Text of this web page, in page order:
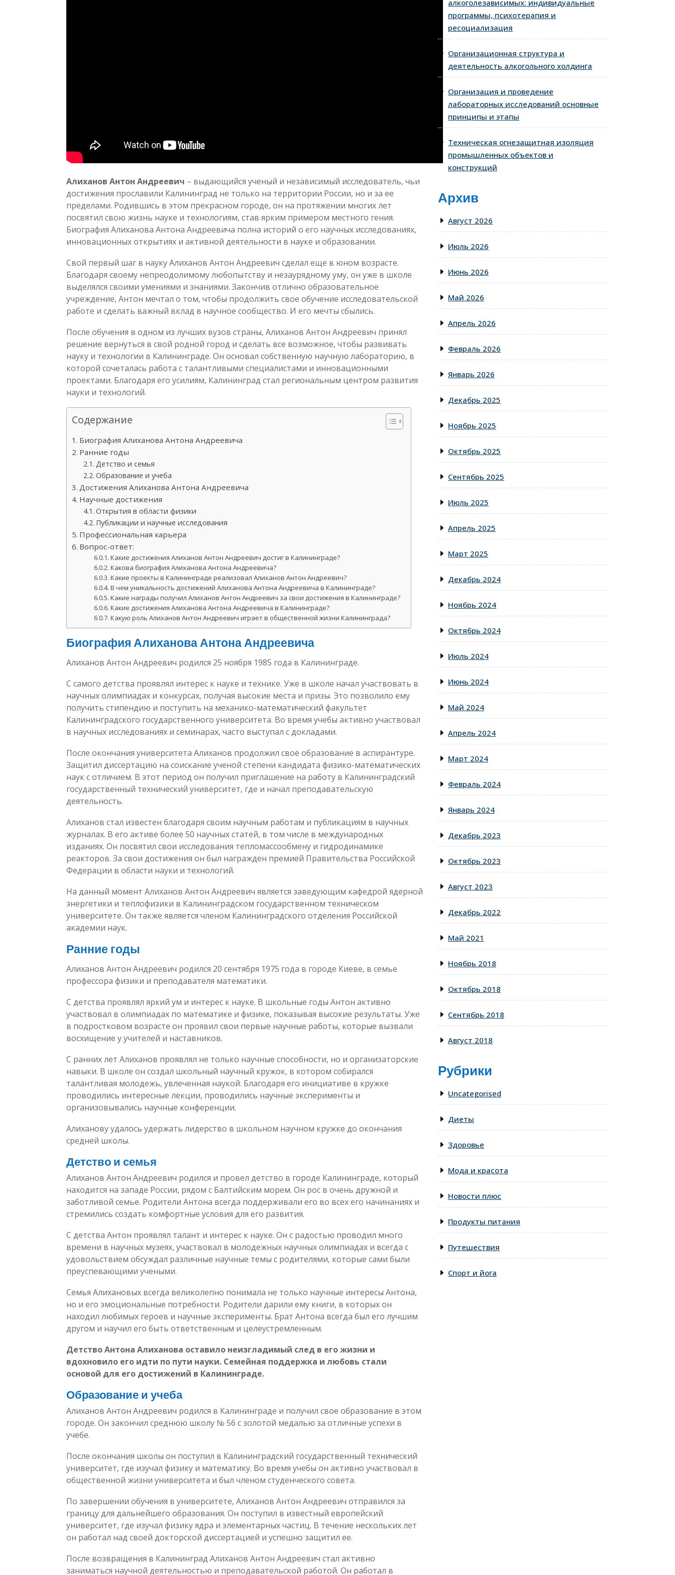
Алиханов Антон Андреевич – выдающийся ученый и независимый исследователь, чьи
достижения прославили Калининград не только на территории России, но и за ее
пределами. Родившись в этом прекрасном городе, он на протяжении многих лет
посвятил свою жизнь науке и технологиям, став ярким примером местного гения.
Биография Алиханова Антона Андреевича полна историй о его научных исследованиях,
инновационных открытиях и активной деятельности в науке и образовании.
Свой первый шаг в науку Алиханов Антон Андреевич сделал еще в юном возрасте.
Благодаря своему непреодолимому любопытству и незаурядному уму, он уже в школе
выделялся своими умениями и знаниями. Закончив отлично образовательное
учреждение, Антон мечтал о том, чтобы продолжить свое обучение исследовательской
работе и сделать важный вклад в научное сообщество. И его мечты сбылись.
После обучения в одном из лучших вузов страны, Алиханов Антон Андреевич принял
решение вернуться в свой родной город и сделать все возможное, чтобы развивать
науку и технологии в Калининграде. Он основал собственную научную лабораторию, в
которой сочеталась работа с талантливыми специалистами и инновационными
проектами. Благодаря его усилиям, Калининград стал региональным центром развития
науки и технологий.
Содержание
Биография Алиханова Антона Андреевича
Ранние годы
Детство и семья
Образование и учеба
Достижения Алиханова Антона Андреевича
Научные достижения
Открытия в области физики
Публикации и научные исследования
Профессиональная карьера
Вопрос-ответ:
Какие достижения Алиханов Антон Андреевич достиг в Калининграде?
Какова биография Алиханова Антона Андреевича?
Какие проекты в Калининграде реализовал Алиханов Антон Андреевич?
В чем уникальность достижений Алиханова Антона Андреевича в Калининграде?
Какие награды получил Алиханов Антон Андреевич за свои достижения в Калининграде?
Какие достижения Алиханова Антона Андреевича в Калининграде?
Какую роль Алиханов Антон Андреевич играет в общественной жизни Калининграда?
Биография Алиханова Антона Андреевича
Алиханов Антон Андреевич родился 25 ноября 1985 года в Калининграде.
С самого детства проявлял интерес к науке и технике. Уже в школе начал участвовать в
научных олимпиадах и конкурсах, получая высокие места и призы. Это позволило ему
получить стипендию и поступить на механико-математический факультет
Калининградского государственного университета. Во время учебы активно участвовал
в научных исследованиях и семинарах, часто выступал с докладами.
После окончания университета Алиханов продолжил своё образование в аспирантуре.
Защитил диссертацию на соискание ученой степени кандидата физико-математических
наук с отличием. В этот период он получил приглашение на работу в Калининградский
государственный технический университет, где и начал преподавательскую
деятельность.
Алиханов стал известен благодаря своим научным работам и публикациям в научных
журналах. В его активе более 50 научных статей, в том числе в международных
изданиях. Он посвятил свои исследования тепломассообмену и гидродинамике
реакторов. За свои достижения он был награжден премией Правительства Российской
Федерации в области науки и технологий.
На данный момент Алиханов Антон Андреевич является заведующим кафедрой ядерной
энергетики и теплофизики в Калининградском государственном техническом
университете. Он также является членом Калининградского отделения Российской
академии наук.
Ранние годы
Алиханов Антон Андреевич родился 20 сентября 1975 года в городе Киеве, в семье
профессора физики и преподавателя математики.
С детства проявлял яркий ум и интерес к науке. В школьные годы Антон активно
участвовал в олимпиадах по математике и физике, показывая высокие результаты. Уже
в подростковом возрасте он проявил свои первые научные работы, которые вызвали
восхищение у учителей и наставников.
С ранних лет Алиханов проявлял не только научные способности, но и организаторские
навыки. В школе он создал школьный научный кружок, в котором собирался
талантливая молодежь, увлеченная наукой. Благодаря его инициативе в кружке
проводились интересные лекции, проводились научные эксперименты и
организовывались научные конференции.
Алиханову удалось удержать лидерство в школьном научном кружке до окончания
средней школы.
Детство и семья
Алиханов Антон Андреевич родился и провел детство в городе Калининграде, который
находится на западе России, рядом с Балтийским морем. Он рос в очень дружной и
заботливой семье. Родители Антона всегда поддерживали его во всех его начинаниях и
стремились создать комфортные условия для его развития.
С детства Антон проявлял талант и интерес к науке. Он с радостью проводил много
времени в научных музеях, участвовал в молодежных научных олимпиадах и всегда с
удовольствием обсуждал различные научные темы с родителями, которые сами были
преуспевающими учеными.
Семья Алихановых всегда великолепно понимала не только научные интересы Антона,
но и его эмоциональные потребности. Родители дарили ему книги, в которых он
находил любимых героев и научные эксперименты. Брат Антона всегда был его лучшим
другом и научил его быть ответственным и целеустремленным.
Детство Антона Алиханова оставило неизгладимый след в его жизни и
вдохновило его идти по пути науки. Семейная поддержка и любовь стали
основой для его достижений в Калининграде.
Образование и учеба
Алиханов Антон Андреевич родился в Калининграде и получил свое образование в этом
городе. Он закончил среднюю школу № 56 с золотой медалью за отличные успехи в
учебе.
После окончания школы он поступил в Калининградский государственный технический
университет, где изучал физику и математику. Во время учебы он активно участвовал в
общественной жизни университета и был членом студенческого совета.
По завершении обучения в университете, Алиханов Антон Андреевич отправился за
границу для дальнейшего образования. Он поступил в известный европейский
университет, где изучал физику ядра и элементарных частиц. В течение нескольких лет
он работал над своей докторской диссертацией и успешно защитил ее.
После возвращения в Калининград Алиханов Антон Андреевич стал активно
заниматься научной деятельностью и преподавательской работой. Он работал в
алкоголезависимых: индивидуальные
программы, психотерапия и
ресоциализация
Организационная структура и
деятельность алкогольного холдинга
Организация и проведение
лабораторных исследований основные
принципы и этапы
Техническая огнезащитная изоляция
промышленных объектов и
конструкций
Архив
Август 2026
Июль 2026
Июнь 2026
Май 2026
Апрель 2026
Февраль 2026
Январь 2026
Декабрь 2025
Ноябрь 2025
Октябрь 2025
Сентябрь 2025
Июль 2025
Апрель 2025
Март 2025
Декабрь 2024
Ноябрь 2024
Октябрь 2024
Июль 2024
Июнь 2024
Май 2024
Апрель 2024
Март 2024
Февраль 2024
Январь 2024
Декабрь 2023
Октябрь 2023
Август 2023
Декабрь 2022
Май 2021
Ноябрь 2018
Октябрь 2018
Сентябрь 2018
Август 2018
Рубрики
Uncategorised
Диеты
Здоровье
Мода и красота
Новости плюс
Продукты питания
Путешествия
Спорт и йога